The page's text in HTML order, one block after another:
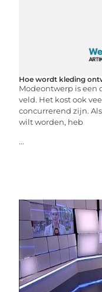
Hoe wordt kleding
Modeontwerp is een
veld. Het kost ook
concurrerend zijn.
wilt worden, heb
...